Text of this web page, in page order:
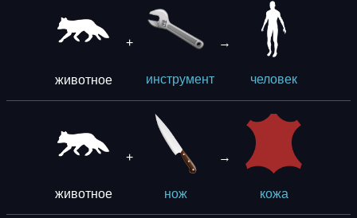
животное
+
инструмент
→
человек
животное
+
нож
→
кожа